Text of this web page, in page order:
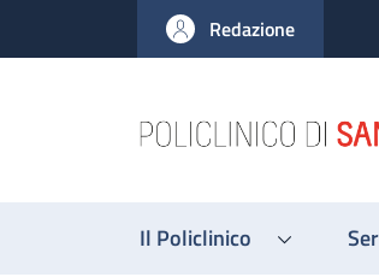
al contenuto principale
to footer content
Redazione
Il Policlinico